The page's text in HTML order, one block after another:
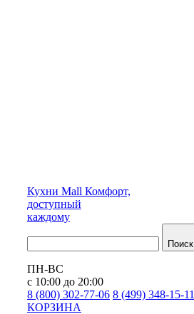
Кухни Mall Комфорт,
доступный
каждому
Поиск
ПН-ВС
с 10:00 до 20:00
8 (800) 302-77-06 8 (499) 348-15-11
КОРЗИНА